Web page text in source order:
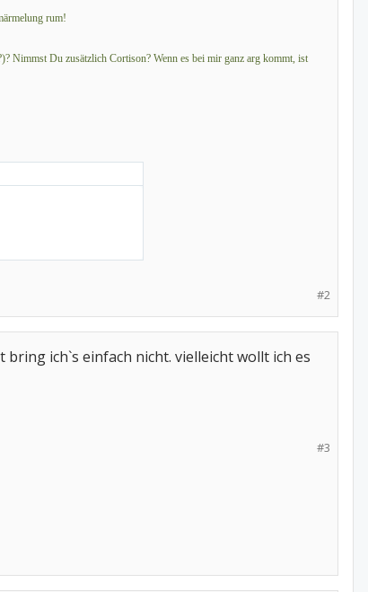
rum!
Nimmst Du zusätzlich Cortison? Wenn es bei mir ganz arg kommt, ist
#2
ich`s einfach nicht. vielleicht wollt ich es
#3